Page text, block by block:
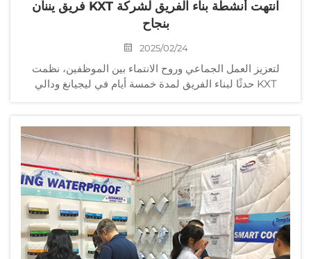
انتهت أنشطة بناء الفريق لشركة KXT فريق يننان
بنجاح
2025/02/24
لتعزيز العمل الجماعي وروح الانتماء بين الموظفين، نظمت
KXT حدثًا لبناء الفريق لمدة خمسة أيام في ليجيانغ ودالي